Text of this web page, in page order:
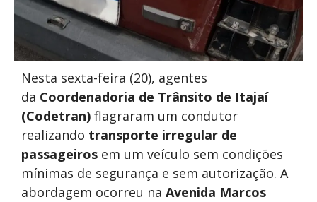
Nesta sexta-feira (20), agentes
da Coordenadoria de Trânsito de Itajaí
(Codetran) flagraram um condutor
realizando transporte irregular de
passageiros em um veículo sem condições
mínimas de segurança e sem autorização. A
abordagem ocorreu na Avenida Marcos